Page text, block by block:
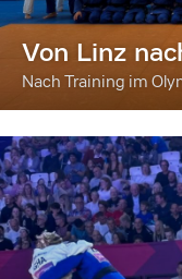
Von Linz
Nach Training im